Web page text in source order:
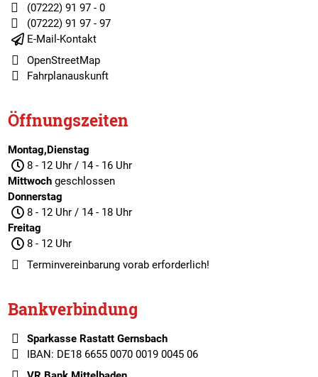
(07222) 91 97 - 0
(07222) 91 97 - 97
E-Mail-Kontakt
OpenStreetMap
Fahrplanauskunft
Öffnungszeiten
Montag,Dienstag
8 - 12 Uhr / 14 - 16 Uhr
Mittwochgeschlossen
Donnerstag
8 - 12 Uhr / 14 - 18 Uhr
Freitag
8 - 12 Uhr
Terminvereinbarungvorab erforderlich!
Bankverbindung
Sparkasse Rastatt Gernsbach
IBAN: DE18 6655 0070 0019 0045 06